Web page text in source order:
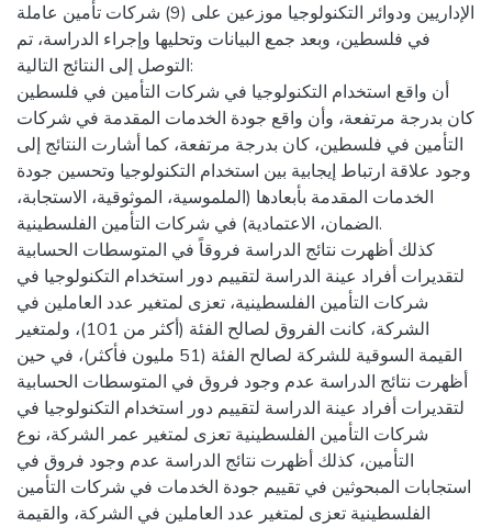
الإداريين ودوائر التكنولوجيا موزعين على (9) شركات تأمين عاملة
في فلسطين، وبعد جمع البيانات وتحليها وإجراء الدراسة، تم
التوصل إلى النتائج التالية:
أن واقع استخدام التكنولوجيا في شركات التأمين في فلسطين
كان بدرجة مرتفعة، وأن واقع جودة الخدمات المقدمة في شركات
التأمين في فلسطين، كان بدرجة مرتفعة، كما أشارت النتائج إلى
وجود علاقة ارتباط إيجابية بين استخدام التكنولوجيا وتحسين جودة
الخدمات المقدمة بأبعادها (الملموسية، الموثوقية، الاستجابة،
الضمان، الاعتمادية) في شركات التأمين الفلسطينية.
كذلك أظهرت نتائج الدراسة فروقاً في المتوسطات الحسابية
لتقديرات أفراد عينة الدراسة لتقييم دور استخدام التكنولوجيا في
شركات التأمين الفلسطينية، تعزى لمتغير عدد العاملين في
الشركة، كانت الفروق لصالح الفئة (أكثر من 101)، ولمتغير
القيمة السوقية للشركة لصالح الفئة (51 مليون فأكثر)، في حين
أظهرت نتائج الدراسة عدم وجود فروق في المتوسطات الحسابية
لتقديرات أفراد عينة الدراسة لتقييم دور استخدام التكنولوجيا في
شركات التأمين الفلسطينية تعزى لمتغير عمر الشركة، نوع
التأمين، كذلك أظهرت نتائج الدراسة عدم وجود فروق في
استجابات المبحوثين في تقييم جودة الخدمات في شركات التأمين
الفلسطينية تعزى لمتغير عدد العاملين في الشركة، والقيمة